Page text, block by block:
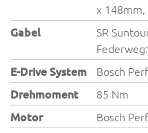
x
Gabel
SR
E-Drive System
Bosch
Drehmoment
85 Nm
Motor
Bosch